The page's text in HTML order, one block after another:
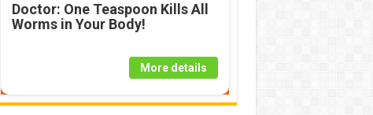
Doctor: One Teaspoon Kills All
Worms in Your Body!
More details